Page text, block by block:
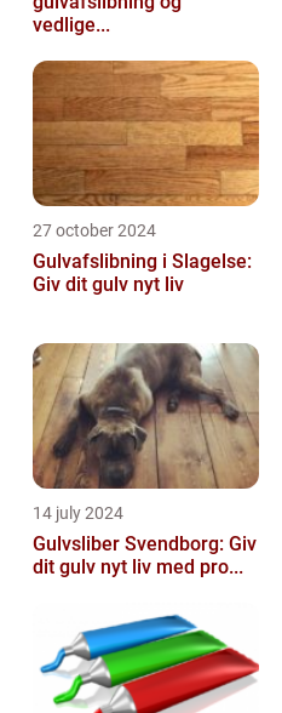
vedlige...
27 october 2024
Gulvafslibning i Slagelse:
Giv dit gulv nyt liv
14 july 2024
Gulvsliber Svendborg: Giv
dit gulv nyt liv med pro...